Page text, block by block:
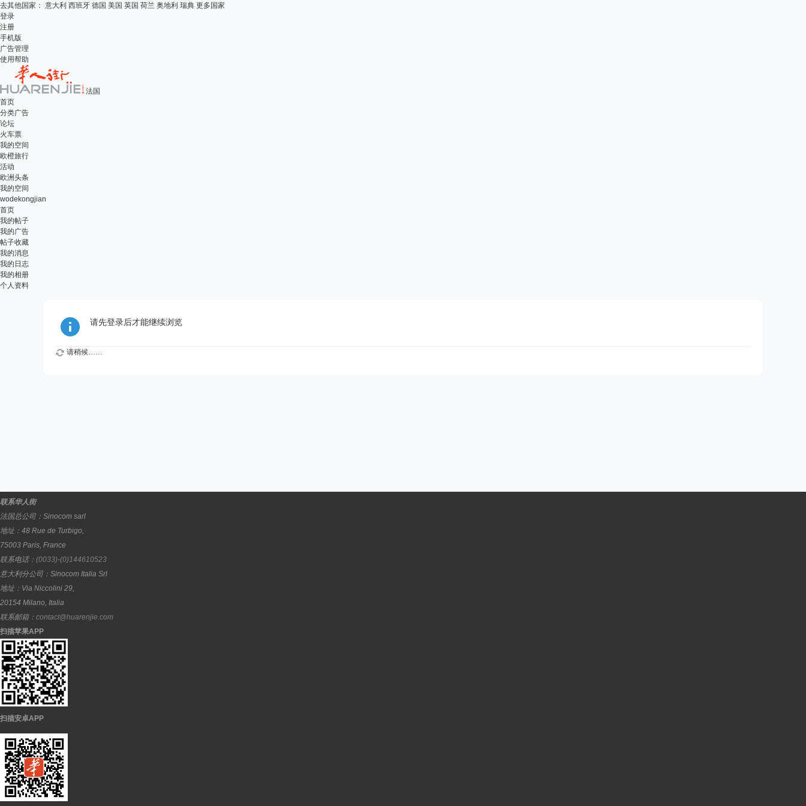
去其他国家： 意大利 西班牙 德国 美国 英国 荷兰 奥地利 瑞典 更多国家
登录
注册
手机版
广告管理
使用帮助
法国
首页
分类广告
论坛
火车票
我的空间
欧橙旅行
活动
欧洲头条
我的空间
wodekongjian
首页
我的帖子
我的广告
帖子收藏
我的消息
我的日志
我的相册
个人资料
请先登录后才能继续浏览
请稍候……
联系华人街
法国总公司： Sinocom sarl
地址： 48 Rue de Turbigo,
75003 Paris, France
联系电话： (0033)-(0)144610523
意大利分公司： Sinocom Italia Srl
地址： Via Niccolini 29,
20154 Milano, Italia
联系邮箱： contact@huarenjie.com
扫描苹果APP
扫描安卓APP